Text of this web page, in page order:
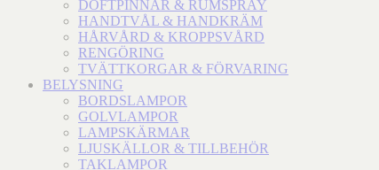
DOFTPINNAR & RUMSPRAY
HANDTVÅL & HANDKRÄM
HÅRVÅRD & KROPPSVÅRD
RENGÖRING
TVÄTTKORGAR & FÖRVARING
BELYSNING
BORDSLAMPOR
GOLVLAMPOR
LAMPSKÄRMAR
LJUSKÄLLOR & TILLBEHÖR
TAKLAMPOR